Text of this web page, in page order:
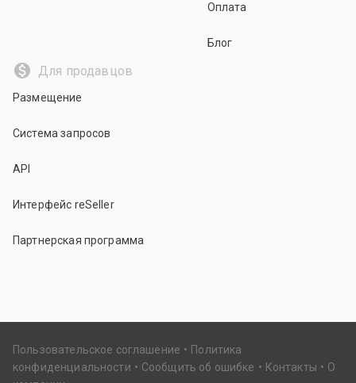
Оплата
Блог
Для продавцов
Размещение
Система запросов
API
Интерфейс reSeller
Партнерская программа
Пользовательское соглашение
Политика
конфиденциальности
Сообщить об ошибке Контакты
О